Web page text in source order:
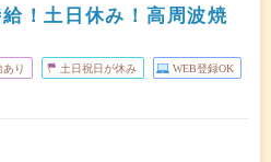
！土日休み！高周波焼
り 土日祝日が休み WEB登録OK